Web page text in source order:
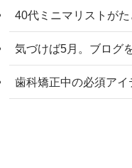
40代ミニマリストが
気づけば5月。ブログ
歯科矯正中の必須ア